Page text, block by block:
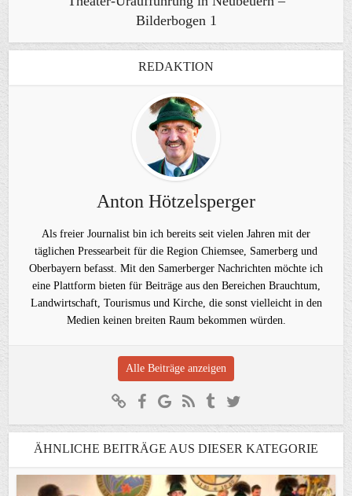
Bilderbogen 1
REDAKTION
Anton Hötzelsperger
Als freier Journalist bin ich bereits seit vielen Jahren mit der
täglichen Pressearbeit für die Region Chiemsee, Samerberg und
Oberbayern befasst. Mit den Samerberger Nachrichten möchte ich
eine Plattform bieten für Beiträge aus den Bereichen Brauchtum,
Landwirtschaft, Tourismus und Kirche, die sonst vielleicht in den
Medien keinen breiten Raum bekommen würden.
Alle Beiträge anzeigen
ÄHNLICHE BEITRÄGE AUS DIESER KATEGORIE